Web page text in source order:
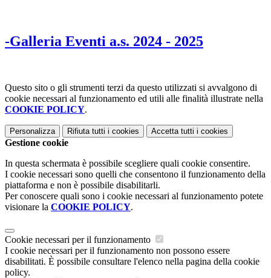
-Galleria Eventi a.s. 2024 - 2025
Questo sito o gli strumenti terzi da questo utilizzati si avvalgono di
cookie necessari al funzionamento ed utili alle finalità illustrate nella
COOKIE POLICY.
Personalizza Rifiuta tutti i cookies Accetta tutti i cookies
Gestione cookie
In questa schermata è possibile scegliere quali cookie consentire.
I cookie necessari sono quelli che consentono il funzionamento della
piattaforma e non è possibile disabilitarli.
Per conoscere quali sono i cookie necessari al funzionamento potete
visionare la COOKIE POLICY.
Cookie necessari per il funzionamento
I cookie necessari per il funzionamento non possono essere
disabilitati. È possibile consultare l'elenco nella pagina della cookie
policy.